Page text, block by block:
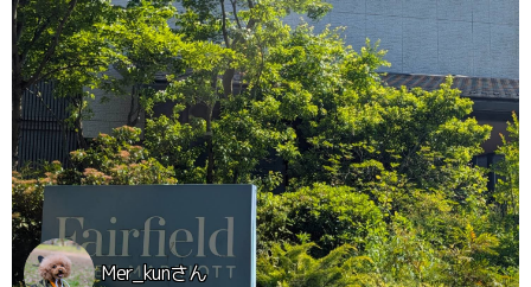
Mer_kunさん